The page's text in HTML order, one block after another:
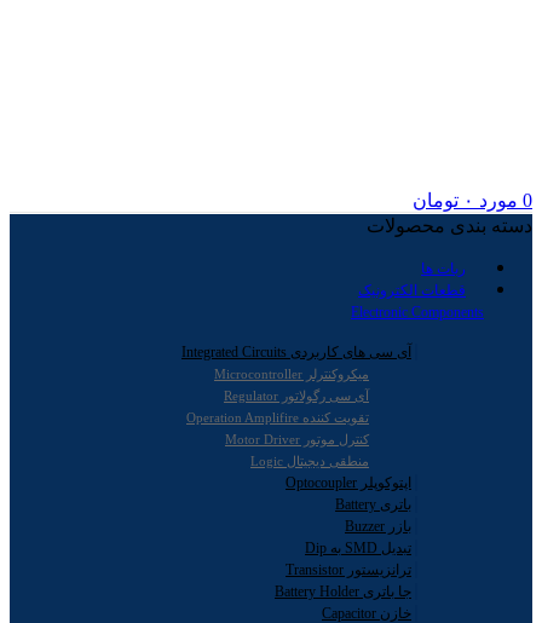
0 مورد ۰ تومان
دسته بندی محصولات
ربات ها
قطعات الکترونیک
Electronic Components
آی سی های کاربردی Integrated Circuits
میکروکنترلر Microcontroller
آی سی رگولاتور Regulator
تقویت کننده Operation Amplifire
کنترل موتور Motor Driver
منطقی دیجیتال Logic
اپتوکوپلر Optocoupler
باتری Battery
بازر Buzzer
تبدیل SMD به Dip
ترانزیستور Transistor
جا باتری Battery Holder
خازن Capacitor